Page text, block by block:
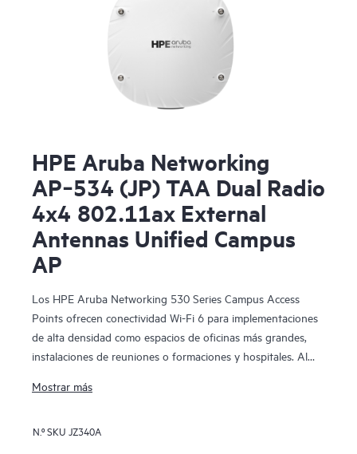
HPE Aruba Networking
AP‑534 (JP) TAA Dual Radio
4x4 802.11ax External
Antennas Unified Campus
AP
Los HPE Aruba Networking 530 Series Campus Access
Points ofrecen conectividad Wi-Fi 6 para implementaciones
de alta densidad como espacios de oficinas más grandes,
instalaciones de reuniones o formaciones y hospitales. Al
hasta 2,97 Gbps, esta serie se ha diseñado sobre estándares
OFDMA, MU-MIMO bidireccional y Target Wait Time (TWT)
Mostrar más
N.º SKU JZ340A